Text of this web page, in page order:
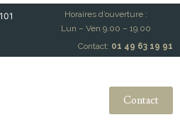
Horaires d’ouverture :
Lun – Ven 9.00 – 19.00
Contact: 01 49 63 19 91
Contact